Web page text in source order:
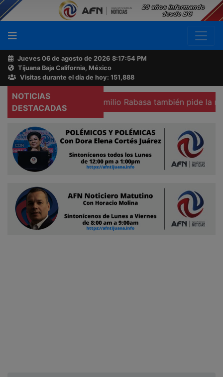
Jueves 06 de agosto de 2026 8:17:55 PM
Tijuana Baja California, México
Visitas durante el día de hoy: 151,888
NOTICIAS
DESTACADAS
Colegio Emilio Rabasa también pide la
Buscador
Acerca
de
AFN
Ventas
Contacto
Reportero
Ciudadano